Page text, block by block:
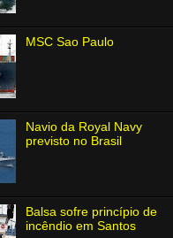
MSC Sao Paulo
Navio da Royal Navy
previsto no Brasil
Balsa sofre princípio de
incêndio em Santos